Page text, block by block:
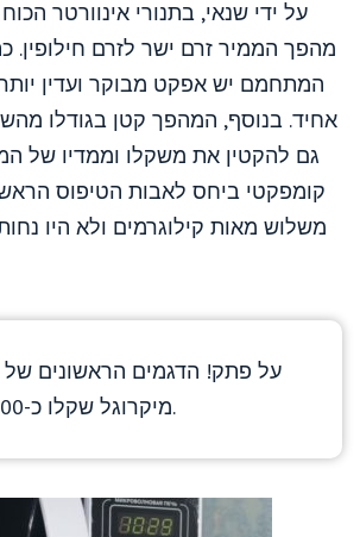
על ידי שנאי, בתנורי אינוורטר
מהפך הממיר זרם ישר לזרם חילופין.
המתחמם יש אפקט מבוקר ועדין
אחיד. בנוסף, המהפך קטן בגודלו
גם להקטין את משקלו וממדיו של
קומפקטי ביחס לאבות הטיפוס
משלוש מאות קילוגרמים ולא היו
על פתק! הדגמים הראשונים של
מיקרוגל שקלו כ-300 ק"ג.